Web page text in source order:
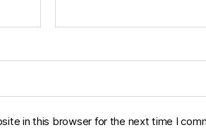
in this browser for the next time I